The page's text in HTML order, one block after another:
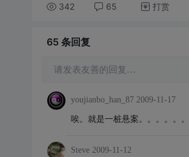
342 65 打赏
65 条回复
请发表友善的回复…
youjianbo_han_87 2009-11-17
唉。就是一桩悬案。。。。。。
Steve 2009-11-12